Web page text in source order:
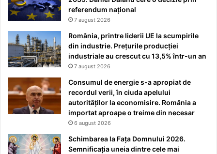
referendum național
7 august 2026
România, printre liderii UE la scumpirile
din industrie. Prețurile producției
industriale au crescut cu 13,5% într-un an
7 august 2026
Consumul de energie s-a apropiat de
recordul verii, în ciuda apelului
autorităților la economisire. România a
importat aproape o treime din necesar
6 august 2026
Schimbarea la Fața Domnului 2026.
Semnificația uneia dintre cele mai